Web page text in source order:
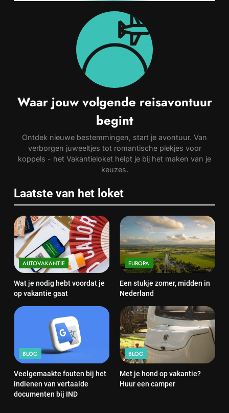
Waar jouw volgende reisavontuur
begint
Ontdek nieuwe bestemmingen, start je avontuur. Van
verborgen juweeltjes tot romantische plekjes voor
koppels - het Vakantieloket helpt je bij het maken van je
keuzes.
Laatste van het loket
AUTOVAKANTIE
Wat je nodig hebt voordat je
op vakantie gaat
EUROPA
Een stukje zomer, midden in
Nederland
BLOG
Veelgemaakte fouten bij het
indienen van vertaalde
documenten bij IND
BLOG
Met je hond op vakantie?
Huur een camper